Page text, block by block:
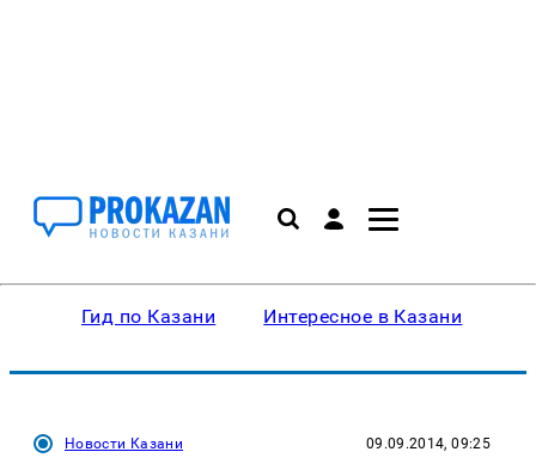
Гид по Казани Интересное в Казани
Новости Казани 09.09.2014, 09:25